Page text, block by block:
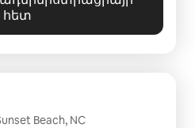
հետ
Beach, NC